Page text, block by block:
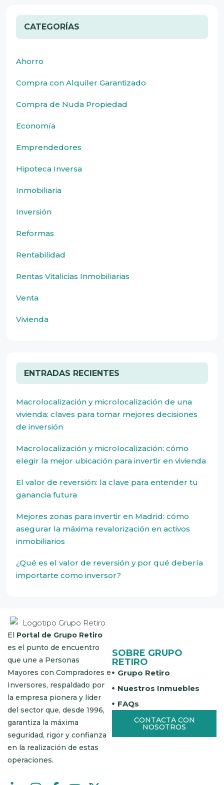
CATEGORÍAS
Ahorro
Compra con Alquiler Garantizado
Compra de Nuda Propiedad
Economía
Emprendedores
Hipoteca Inversa
Inmobiliaria
Inversión
Reformas
Rentabilidad
Rentas Vitalicias Inmobiliarias
Venta
Vivienda
ENTRADAS RECIENTES
Macrolocalización y microlocalización de una
vivienda: claves para tomar mejores decisiones
de inversión
Macrolocalización y microlocalización: cómo
elegir la mejor ubicación para invertir en vivienda
El valor de reversión: la clave para entender tu
ganancia futura
Mejores zonas para invertir en Madrid: cómo
asegurar la máxima revalorización en activos
inmobiliarios
¿Qué es el valor de reversión y por qué debería
importarte como inversor?
El Portal de Grupo Retiro
es el punto de encuentro
que une a Personas
Mayores con Compradores e
Inversores, respaldado por
la empresa pionera y líder
del sector que, desde 1996,
garantiza la máxima
seguridad, rigor y confianza
en la realización de estas
operaciones.
SOBRE GRUPO
RETIRO
Grupo Retiro
Nuestros Inmuebles
FAQs
CONTACTA CON
NOSOTROS